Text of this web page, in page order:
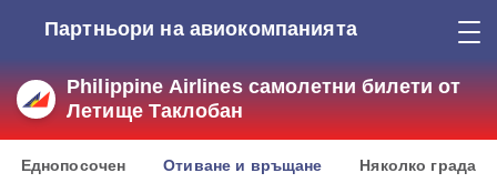
Партньори на авиокомпанията
Philippine Airlines самолетни билети от
Летище Таклобан
Еднопосочен Отиване и връщане Няколко града